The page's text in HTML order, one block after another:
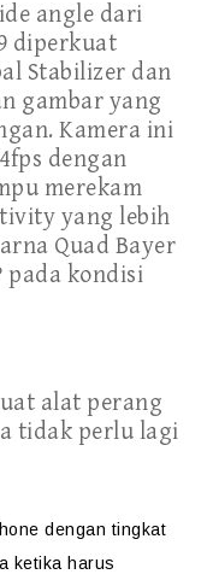
angle dari
diperkuat
Stabilizer dan
gambar yang
Kamera ini
dengan
merekam
yang lebih
Quad Bayer
pada kondisi
alat perang
tidak perlu lagi
dengan tingkat
ketika harus